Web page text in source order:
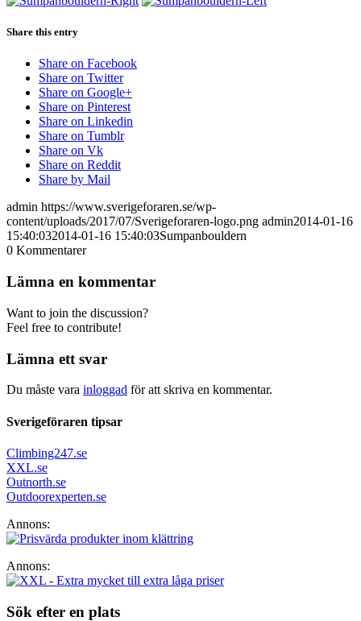
Share this entry
Share on Facebook
Share on Twitter
Share on Google+
Share on Pinterest
Share on Linkedin
Share on Tumblr
Share on Vk
Share on Reddit
Share by Mail
admin https://www.sverigeforaren.se/wp-
content/uploads/2017/07/Sverigeforaren-logo.png admin2014-01-16
15:40:032014-01-16 15:40:03Sumpanbouldern
0 Kommentarer
Lämna en kommentar
Want to join the discussion?
Feel free to contribute!
Lämna ett svar
Du måste vara inloggad för att skriva en kommentar.
Sverigeföraren tipsar
Climbing247.se
XXL.se
Outnorth.se
Outdoorexperten.se
Annons:
Annons:
Sök efter en plats